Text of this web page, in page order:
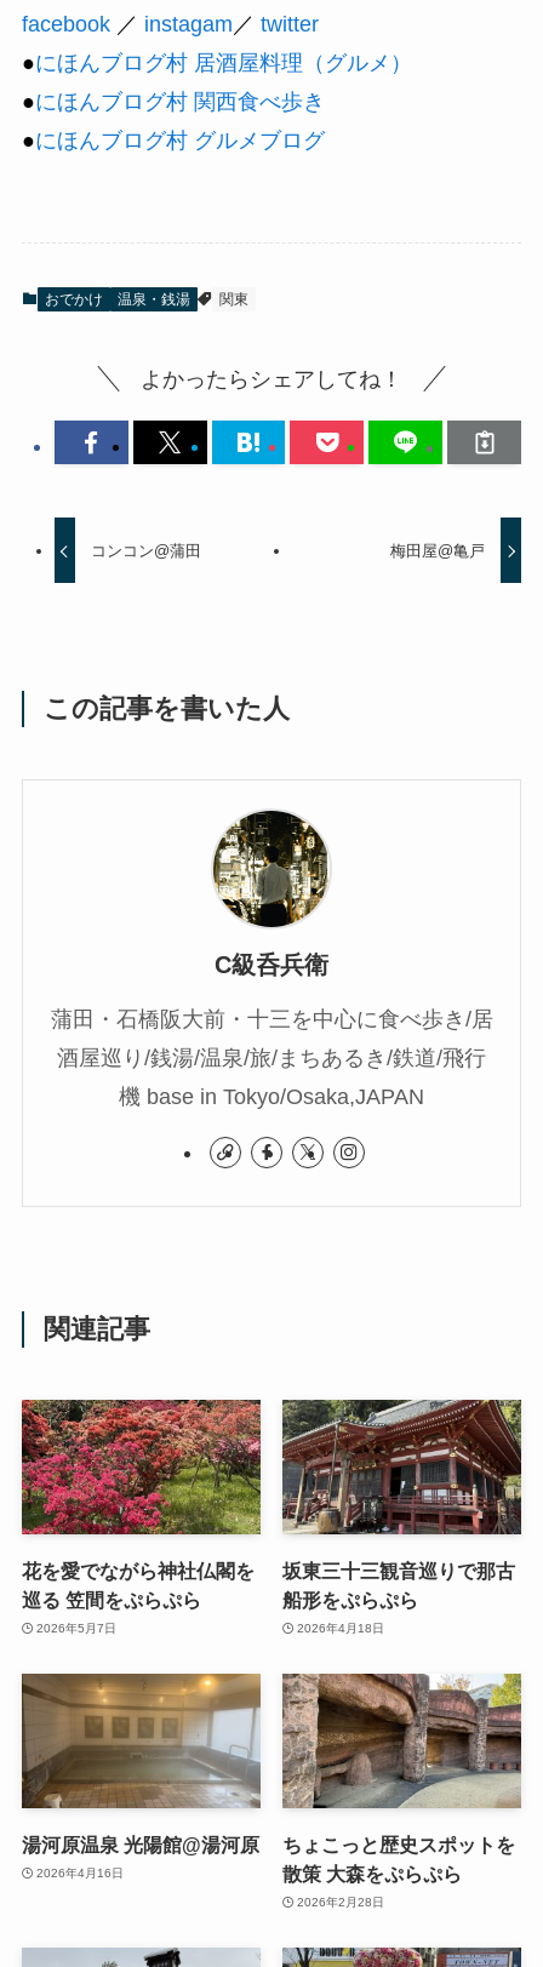
facebook／ instagam ／ twitter
●にほんブログ村 居酒屋料理（グルメ）
●にほんブログ村 関西食べ歩き
●にほんブログ村 グルメブログ
おでかけ 温泉・銭湯 関東
よかったらシェアしてね！
コンコン@蒲田 梅田屋@亀戸
この記事を書いた人
C級呑兵衛
蒲田・石橋阪大前・十三を中心に食べ歩き/居
酒屋巡り/銭湯/温泉/旅/まちあるき/鉄道/飛行
機 base in Tokyo/Osaka,JAPAN
関連記事
花を愛でながら神社仏閣を
巡る 笠間をぷらぷら
2026年5月7日
坂東三十三観音巡りで那古
船形をぷらぷら
2026年4月18日
湯河原温泉 光陽館@湯河原
2026年4月16日
ちょこっと歴史スポットを
散策 大森をぷらぷら
2026年2月28日